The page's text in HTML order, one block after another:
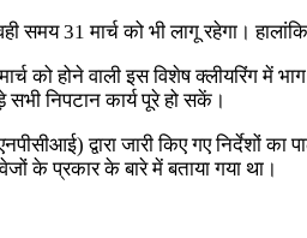
समय 31 मार्च को भी लागू रहेगा।
को होने वाली इस विशेष क्लीयरिंग में
निपटान कार्य पूरे हो सकें।
द्वारा जारी किए गए
के प्रकार के बारे में बताया गया था।